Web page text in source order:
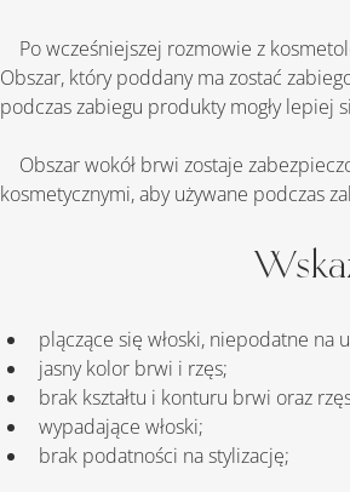
Po wcześniejszej rozmowie z
Obszar, który poddany ma zostać
podczas zabiegu produkty mogły lepiej
kosmetycznymi, aby używane podczas
plączące się włoski, niepodatne na
jasny kolor brwi i rzęs;
brak kształtu i konturu brwi oraz
wypadające włoski;
brak podatności na stylizację;